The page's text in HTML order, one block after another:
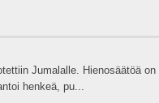
Jumalalle. Hienosäätöä on
henkeä, pu...